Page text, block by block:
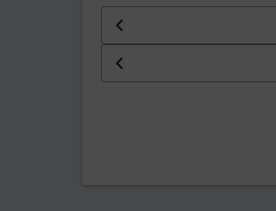
Datum der Hinfahrt
Uhrzeit der Hinfahrt